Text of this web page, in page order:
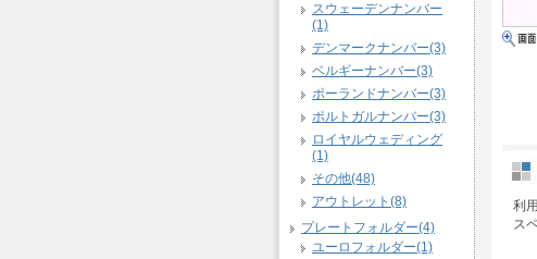
スウェーデンナンバー
(1)
デンマークナンバー(3)
ベルギーナンバー(3)
ポーランドナンバー(3)
ポルトガルナンバー(3)
ロイヤルウェディング
(1)
その他(48)
アウトレット(8)
プレートフォルダー(4)
ユーロフォルダー(1)
利
ス